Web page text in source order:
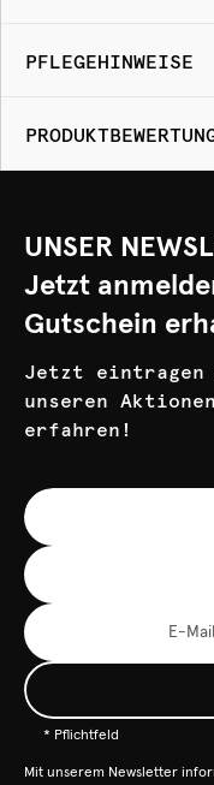
PFLEGEHINWEISE
UNSER
Jetzt
Gutschein
Jetzt eintragen
unseren
erfahren!
* Pflichtfeld
Mit unserem Newsletter